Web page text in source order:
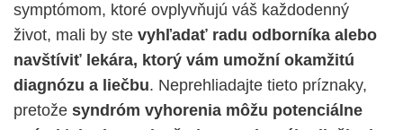
symptómom, ktoré ovplyvňujú váš každodenný
život, mali by ste vyhľadať radu odborníka alebo
navštíviť lekára, ktorý vám umožní okamžitú
diagnózu a liečbu. Neprehliadajte tieto príznaky,
pretože syndróm vyhorenia môžu potenciálne